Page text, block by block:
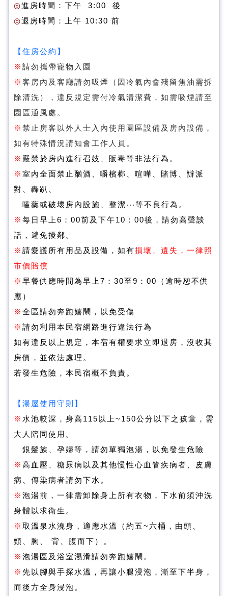
◎進房時間：下午 3:00 後
◎退房時間：上午 10:30 前
【住房公約】
※ 請勿攜帶寵物入園
※ 客房內及客廳請勿吸煙（因冷氣內會殘留焦油需拆
除清洗），違反規定需付冷氣清潔費，如需吸煙請至
園區通風處。
※ 禁止房客以外人士入內使用園區設備及房內設備，
如有特殊情況請知會工作人員。
※ 嚴禁於房內進行召妓、販毒等非法行為。
※ 室內全面禁止酗酒、嚼檳榔、喧嘩、賭博、辦派
對、轟趴、
嗑藥或破壞房內設施、整潔‧‧‧等不良行為。
※ 每日早上6：00前及下午10：00後，請勿高聲談
話，避免擾鄰。
※ 請愛護所有用品及設備，如有損壞、遺失，一律照
市價賠償
※ 早餐供應時間為早上7：30至9：00（逾時恕不供
應）
※ 全區請勿奔跑嬉鬧，以免受傷
※ 請勿利用本民宿網路進行違法行為
如有違反以上規定，本宿有權要求立即退房，沒收其
房價，並依法處理。
若發生危險，本民宿概不負責。
【 湯屋使用守則 】
※ 水池較深，身高115以上~150公分以下之孩童，需
大人陪同使用。
銀髮族、孕婦等，請勿單獨泡湯，以免發生危險
※ 高血壓、糖尿病以及其他慢性心血管疾病者、皮膚
病、傳染病者請勿下水。
※ 泡湯前，一律需卸除身上所有衣物，下水前須沖洗
身體以求衛生。
※ 取溫泉水澆身，適應水溫（約五~六桶，由頭、
頸、胸、 背、腹而下）。
※ 泡湯區及浴室濕滑請勿奔跑嬉鬧。
※ 先以腳與手探水溫，再讓小腿浸泡，漸至下半身，
而後方全身浸泡。